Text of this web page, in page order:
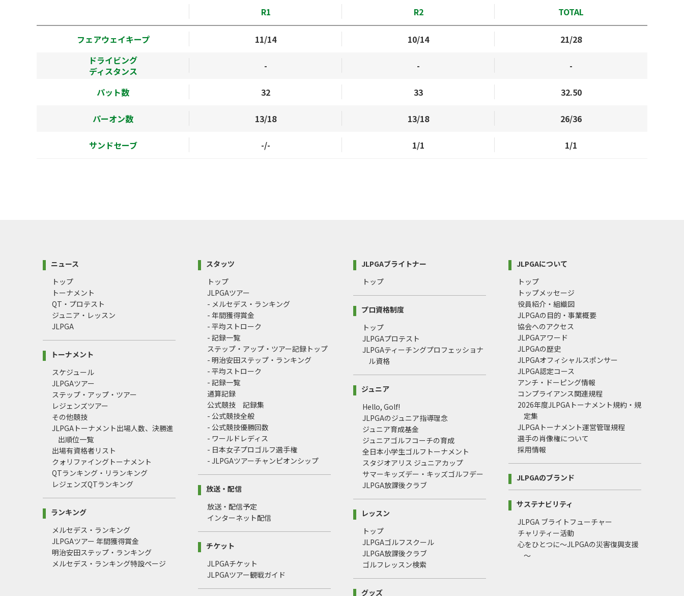
R1 R2 TOTAL
フェアウェイキープ 11/14 10/14
21/28
ドライビング
ディスタンス
- - -
パット数 32 33 32.50
パーオン数 13/18 13/18 26/36
サンドセーブ -/- 1/1 1/1
ニュース
トップ
トーナメント
QT・プロテスト
ジュニア・レッスン
JLPGA
トーナメント
スケジュール
JLPGAツアー
ステップ・アップ・ツアー
レジェンズツアー
その他競技
JLPGAトーナメント出場人数、決勝進
出順位一覧
出場有資格者リスト
クォリファイングトーナメント
QTランキング・リランキング
レジェンズQTランキング
ランキング
メルセデス・ランキング
JLPGAツアー 年間獲得賞金
明治安田ステップ・ランキング
メルセデス・ランキング特設ページ
スタッツ
トップ
JLPGAツアー
- メルセデス・ランキング
- 年間獲得賞金
- 平均ストローク
- 記録一覧
ステップ・アップ・ツアー記録トップ
- 明治安田ステップ・ランキング
- 平均ストローク
- 記録一覧
通算記録
公式競技 記録集
- 公式競技全般
- 公式競技優勝回数
- ワールドレディス
- 日本女子プロゴルフ選手権
- JLPGAツアーチャンピオンシップ
放送・配信
放送・配信予定
インターネット配信
チケット
JLPGAチケット
JLPGAツアー観戦ガイド
JLPGAブライトナー
トップ
プロ資格制度
トップ
JLPGAプロテスト
JLPGAティーチングプロフェッショナ
ル資格
ジュニア
Hello, Golf!
JLPGAのジュニア指導理念
ジュニア育成基金
ジュニアゴルフコーチの育成
全日本小学生ゴルフトーナメント
スタジオアリス ジュニアカップ
サマーキッズデー・キッズゴルフデー
JLPGA放課後クラブ
レッスン
トップ
JLPGAゴルフスクール
JLPGA放課後クラブ
ゴルフレッスン検索
グッズ
JLPGAについて
トップ
トップメッセージ
役員紹介・組織図
JLPGAの目的・事業概要
協会へのアクセス
JLPGAアワード
JLPGAの歴史
JLPGAオフィシャルスポンサー
JLPGA認定コース
アンチ・ドーピング情報
コンプライアンス関連規程
2026年度JLPGAトーナメント規約・規
定集
JLPGAトーナメント運営管理規程
選手の肖像権について
採用情報
JLPGAのブランド
サステナビリティ
JLPGA ブライトフューチャー
チャリティー活動
心をひとつに～JLPGAの災害復興支援
～